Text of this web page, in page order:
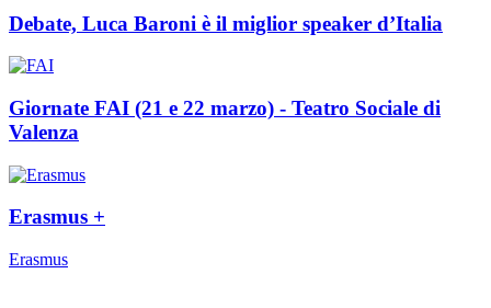
Debate, Luca Baroni è il miglior speaker d’Italia
Giornate FAI (21 e 22 marzo) - Teatro Sociale di
Valenza
Erasmus +
Erasmus